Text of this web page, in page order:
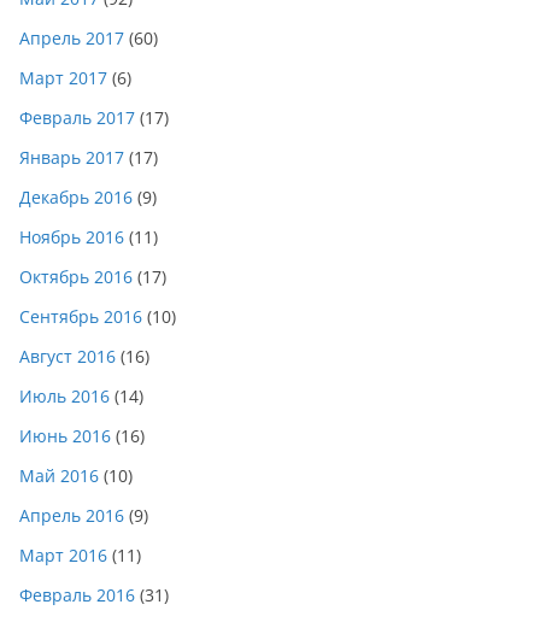
Апрель 2017 (60)
Март 2017 (6)
Февраль 2017 (17)
Январь 2017 (17)
Декабрь 2016 (9)
Ноябрь 2016 (11)
Октябрь 2016 (17)
Сентябрь 2016 (10)
Август 2016 (16)
Июль 2016 (14)
Июнь 2016 (16)
Май 2016 (10)
Апрель 2016 (9)
Март 2016 (11)
Февраль 2016 (31)